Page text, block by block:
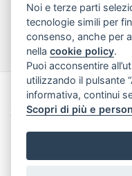
Funebre
Festa Della Donna
Made with byInfoser.it-
2026
Noi e terze parti
tecnologie simili per
consenso, anche per
nellacookie policy.
Puoi acconsentire
utilizzando il pulsante
informativa, continui
Scopri di più e